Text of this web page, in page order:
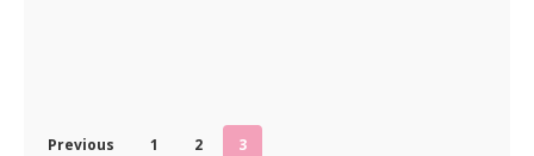
Previous 1 2 3